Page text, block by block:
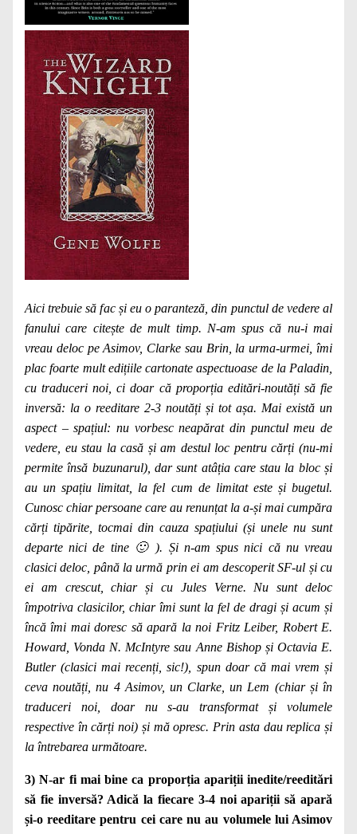
Aici trebuie să fac și eu o paranteză, din punctul de vedere al
fanului care citește de mult timp. N-am spus că nu-i mai
vreau deloc pe Asimov, Clarke sau Brin, la urma-urmei, îmi
plac foarte mult edițiile cartonate aspectuoase de la Paladin,
cu traduceri noi, ci doar că proporția editări-noutăți să fie
inversă: la o reeditare 2-3 noutăți și tot așa. Mai există un
aspect – spațiul: nu vorbesc neapărat din punctul meu de
vedere, eu stau la casă și am destul loc pentru cărți (nu-mi
permite însă buzunarul), dar sunt atâția care stau la bloc și
au un spațiu limitat, la fel cum de limitat este și bugetul.
Cunosc chiar persoane care au renunțat la a-și mai cumpăra
cărți tipărite, tocmai din cauza spațiului (și unele nu sunt
departe nici de tine 🙂 ). Și n-am spus nici că nu vreau
clasici deloc, până la urmă prin ei am descoperit SF-ul și cu
ei am crescut, chiar și cu Jules Verne. Nu sunt deloc
împotriva clasicilor, chiar îmi sunt la fel de dragi și acum și
încă îmi mai doresc să apară la noi Fritz Leiber, Robert E.
Howard, Vonda N. McIntyre sau Anne Bishop și Octavia E.
Butler (clasici mai recenți, sic!), spun doar că mai vrem și
ceva noutăți, nu 4 Asimov, un Clarke, un Lem (chiar și în
traduceri noi, doar nu s-au transformat și volumele
respective în cărți noi) și mă opresc. Prin asta dau replica și
la întrebarea următoare.
3) N-ar fi mai bine ca proporția apariții inedite/reeditări
să fie inversă? Adică la fiecare 3-4 noi apariții să apară
și-o reeditare pentru cei care nu au volumele lui Asimov